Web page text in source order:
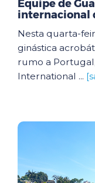
Equipe de
internacional
Nesta quarta-
ginástica
rumo a
International ...